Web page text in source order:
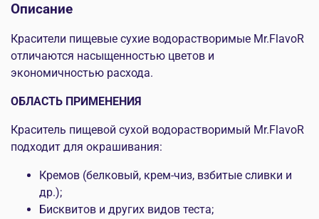
Описание
Красители пищевые сухие водорастворимые Mr.FlavoR
отличаются насыщенностью цветов и
экономичностью расхода.
ОБЛАСТЬ ПРИМЕНЕНИЯ
Краситель пищевой сухой водорастворимый Mr.FlavoR
подходит для окрашивания:
Кремов (белковый, крем-чиз, взбитые сливки и
др.);
Бисквитов и других видов теста;